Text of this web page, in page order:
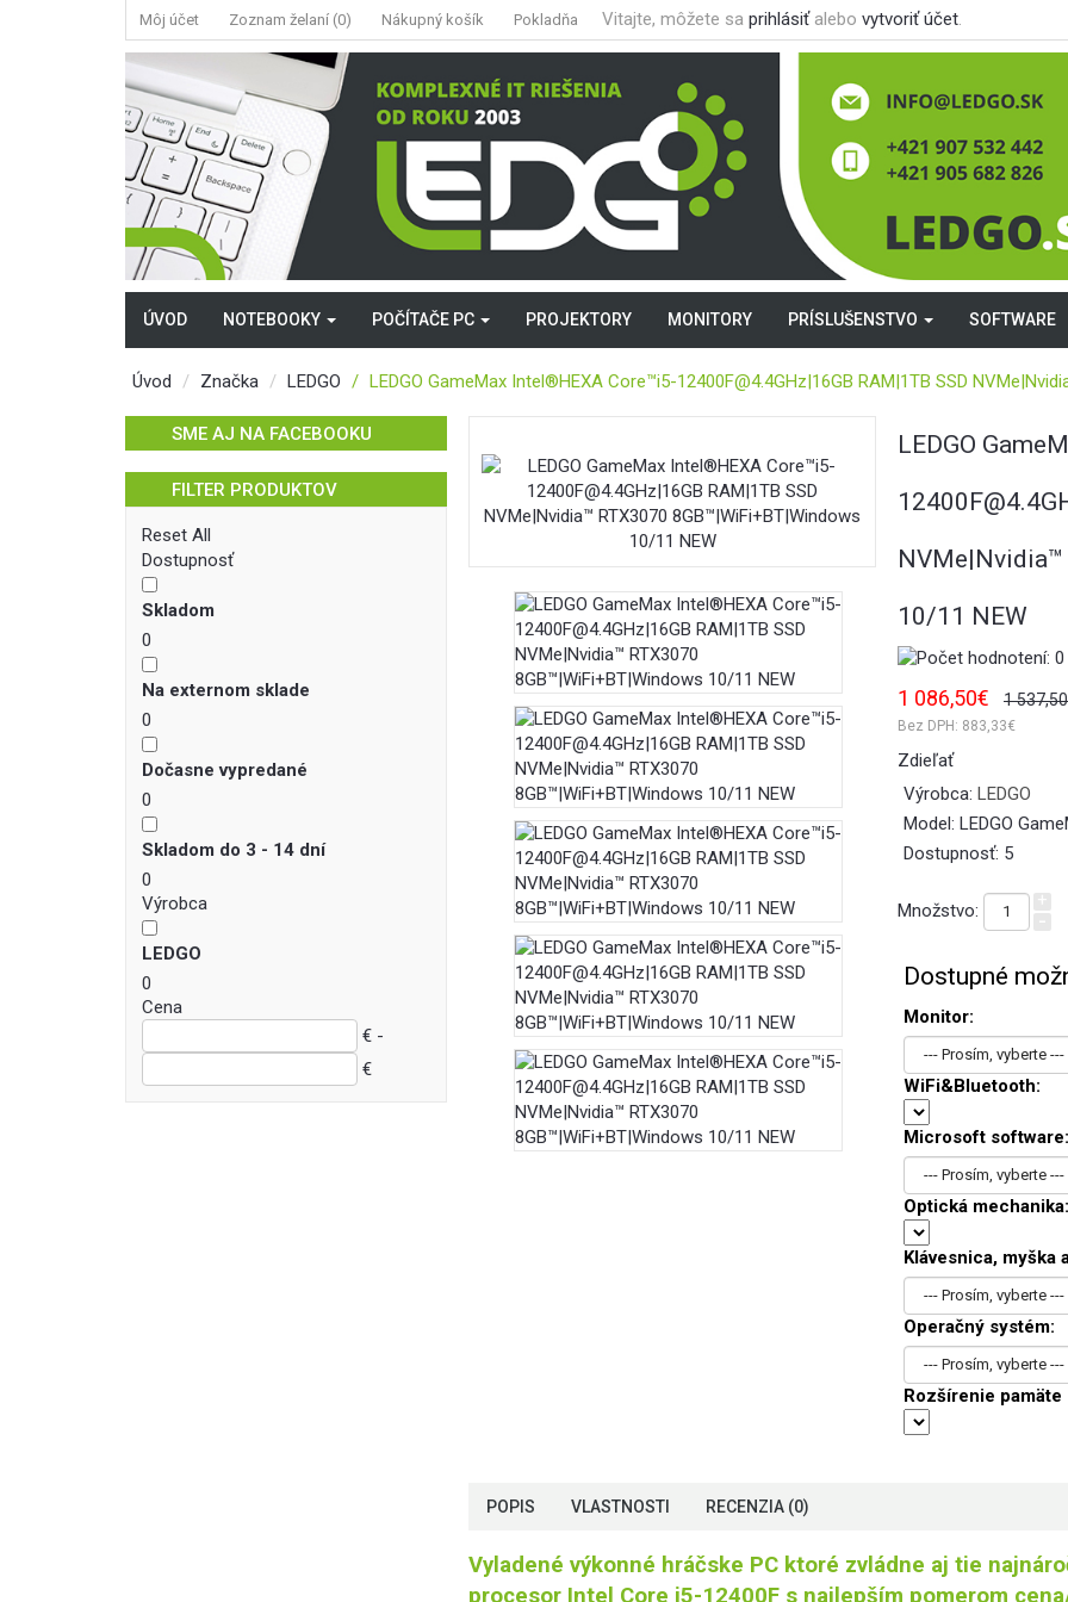
Môj účet Zoznam želaní (0) Nákupný košík Pokladňa Vitajte, môžete sa prihlásiťalebo vytvoriť účet.
ÚVOD NOTEBOOKY POČÍTAČE PC PROJEKTORY MONITORY PRÍSLUŠENSTVO SOFTWARE
Úvod Značka LEDGO LEDGO GameMax Intel®HEXA Core™i5-12400F@4.4GHz|16GB RAM|1TB SSD
SME AJ NA FACEBOOKU
FILTER PRODUKTOV
Reset All
Dostupnosť
Skladom
0
Na externom sklade
0
Dočasne vypredané
0
Skladom do 3 - 14 dní
0
Výrobca
LEDGO
0
Cena
€ -
€
LEDGO
10/11 NEW
1 086,50€ 1
Bez DPH: 883,33€
Zdieľať
Výrobca: LEDGO
Model: LEDGO
Dostupnosť: 5
Množstvo:
Dostupné
Monitor:
WiFi&Bluetooth:
Microsoft software:
Optická mechanika:
Klávesnica, myška
Operačný systém:
Rozšírenie pamäte
POPIS VLASTNOSTI RECENZIA (0)
Vyladené výkonné hráčske PC ktoré zvládne aj tie
procesor Intel Core i5-12400F s najlepším pomerom